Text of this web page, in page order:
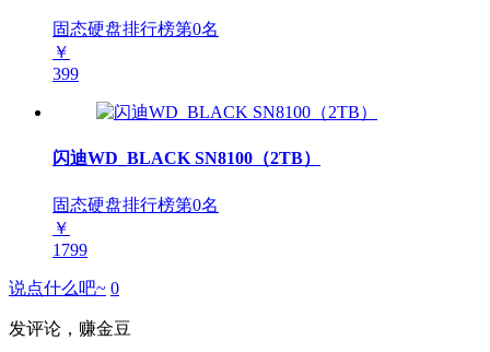
固态硬盘排行榜第0名
￥
399
闪迪WD_BLACK SN8100（2TB）
固态硬盘排行榜第0名
￥
1799
说点什么吧~ 0
发评论，赚金豆